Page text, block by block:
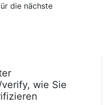
die nächste
wie Sie